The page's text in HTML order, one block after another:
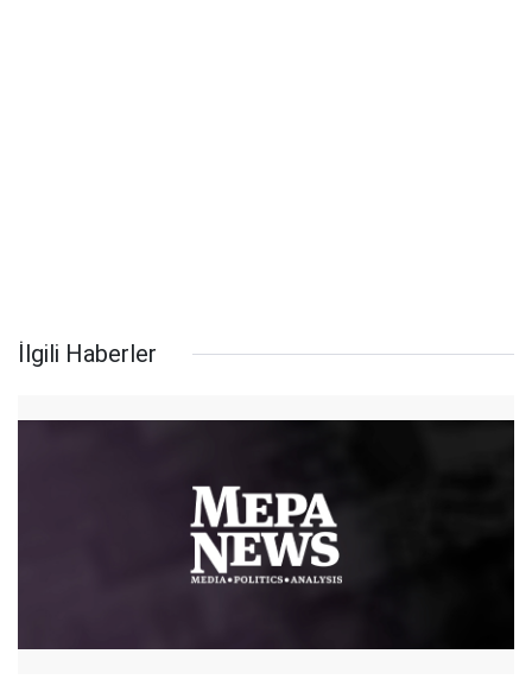
İlgili Haberler